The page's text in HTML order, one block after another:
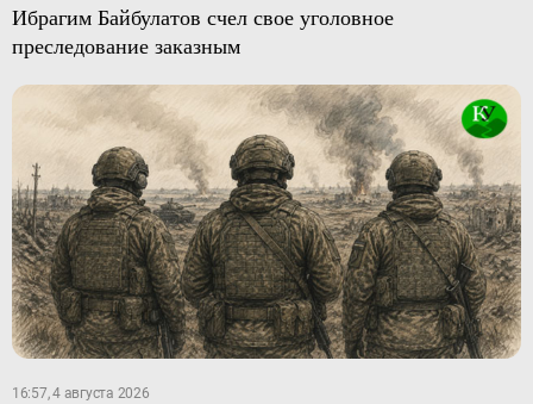
Ибрагим Байбулатов счел свое уголовное
преследование заказным
16:57, 4 августа 2026